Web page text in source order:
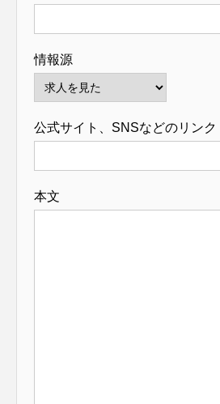
情報源
公式サイト、SNSなどのリンク
本文